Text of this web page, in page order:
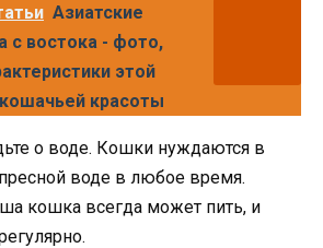
Азиатские
с востока - фото,
этой
красоты
о воде. Кошки нуждаются в
воде в любое время.
кошка всегда может пить, и